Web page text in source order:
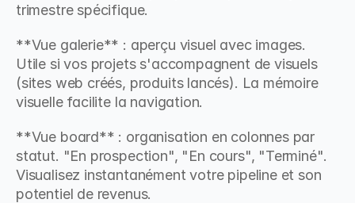
trimestre spécifique.
**Vue galerie** : aperçu visuel avec images.
Utile si vos projets s'accompagnent de visuels
(sites web créés, produits lancés). La mémoire
visuelle facilite la navigation.
**Vue board** : organisation en colonnes par
statut. "En prospection", "En cours", "Terminé".
Visualisez instantanément votre pipeline et son
potentiel de revenus.